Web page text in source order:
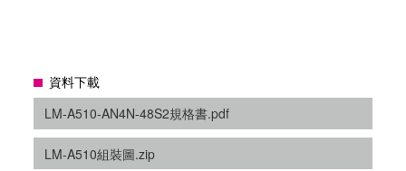
資料下載
LM-A510-AN4N-48S2規格書.pdf
LM-A510組裝圖.zip